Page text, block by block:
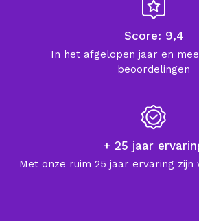
Score: 9,4
In het afgelopen jaar en
beoordelingen
+ 25 jaar
Met onze ruim 25 jaar ervaring zijn